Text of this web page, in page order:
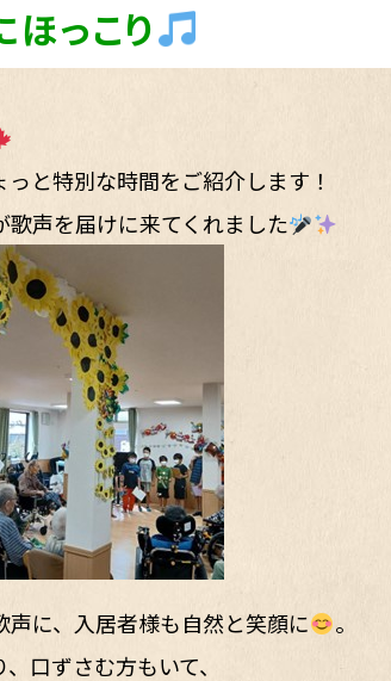
っこり
と特別な時間をご紹介します！
声を届けに来てくれました
に、入居者様も自然と笑顔に
。
口ずさむ方もいて、